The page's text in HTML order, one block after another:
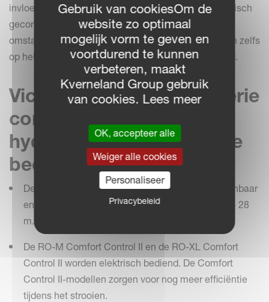
invloeden van buitenaf op het strooipatroon automatisch
gecorrigeerd en gecorrigeerd, zodat onder alle
omstandigheden, bijvoorbeeld hobbelige percelen en zelfs
op hellingen de uiterste precisie wordt gegarandeerd.
Vicon schijvenstrooier serie
compleet: leverbaar met
hydraulisch of elektrische
bediening?
De RO-C, RO-M en RO-XL zijn hydraulisch bedienbaar
en hebben een kuipinhoud van resp. 9-21 m., 10 - 28
m., en 12 -54 m.
De RO-M Comfort Control II en de RO-XL Comfort
Control II worden elektrisch bediend. De Comfort
Control II-modellen zorgen voor nog meer efficiëntie
tijdens het strooien.
Gebruik van cookiesOm de
website zo optimaal
mogelijk vorm te geven en
voortdurend te kunnen
verbeteren, maakt
Kverneland Group gebruik
van cookies. Lees meer
OK, accepteer alle
Weiger alle cookies
Personaliseer
Privacybeleid